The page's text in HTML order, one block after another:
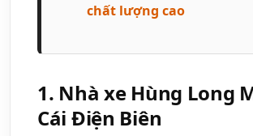
chất lượng cao
1. Nhà xe Hùng Long
Cái Điện Biên